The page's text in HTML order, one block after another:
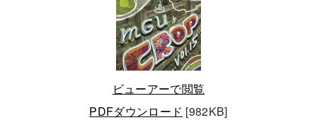
ビューアーで閲覧
PDFダウンロード [982KB]